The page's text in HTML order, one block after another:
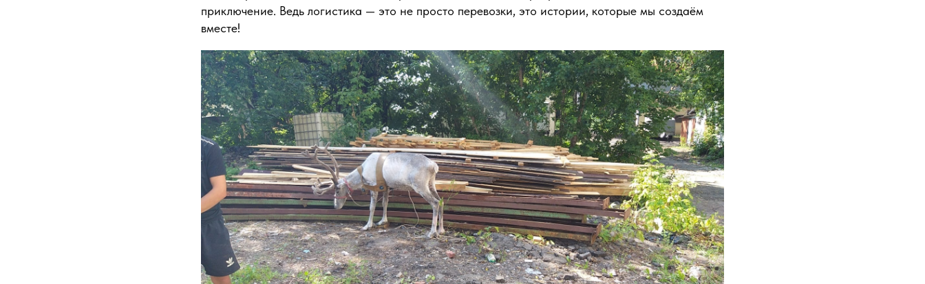
приключение. Ведь логистика — это не просто перевозки, это истории, которые мы создаём
вместе!